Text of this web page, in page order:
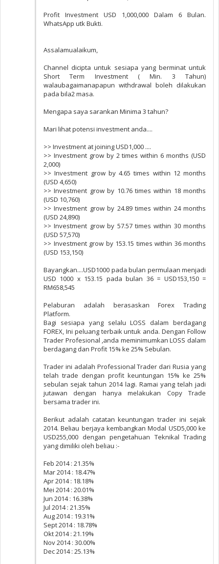
Profit Investment USD 1,000,000 Dalam 6 Bulan.
WhatsApp utk Bukti.
Assalamualaikum,
Channel dicipta untuk sesiapa yang berminat untuk
Short Term Investment ( Min. 3 Tahun)
walaubagaimanapapun withdrawal boleh dilakukan
pada bila2 masa.
Mengapa saya sarankan Minima 3 tahun?
Mari lihat potensi investment anda....
>> Investment at joining USD1,000 ....
>> Investment grow by 2 times within 6 months (USD
2,000)
>> Investment grow by 4.65 times within 12 months
(USD 4,650)
>> Investment grow by 10.76 times within 18 months
(USD 10,760)
>> Investment grow by 24.89 times within 24 months
(USD 24,890)
>> Investment grow by 57.57 times within 30 months
(USD 57,570)
>> Investment grow by 153.15 times within 36 months
(USD 153,150)
Bayangkan....USD1000 pada bulan permulaan menjadi
USD 1000 x 153.15 pada bulan 36 = USD153,150 =
RM658,545
Pelaburan adalah berasaskan Forex Trading
Platform.
Bagi sesiapa yang selalu LOSS dalam berdagang
FOREX, Ini peluang terbaik untuk anda. Dengan Follow
Trader Profesional ,anda meminimumkan LOSS dalam
berdagang dan Profit 15% ke 25% Sebulan.
Trader ini adalah Professional Trader dari Rusia yang
telah trade dengan profit keuntungan 15% ke 25%
sebulan sejak tahun 2014 lagi. Ramai yang telah jadi
jutawan dengan hanya melakukan Copy Trade
bersama trader ini.
Berikut adalah catatan keuntungan trader ini sejak
2014. Beliau berjaya kembangkan Modal USD5,000 ke
USD255,000 dengan pengetahuan Teknikal Trading
yang dimiliki oleh beliau :-
Feb 2014 : 21.35%
Mar 2014 : 18.47%
Apr 2014 : 18.18%
Mei 2014 : 20.01%
Jun 2014 : 16.38%
Jul 2014 : 21.35%
Aug 2014 : 19.31%
Sept 2014 : 18.78%
Okt 2014 : 21.19%
Nov 2014 : 30.00%
Dec 2014 : 25.13%